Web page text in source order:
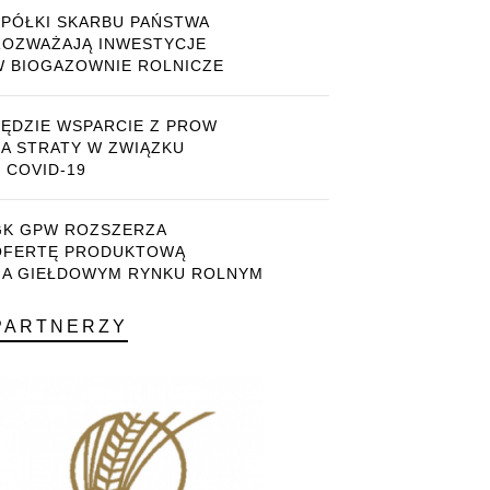
SKARBU PAŃSTWA
INWESTYCJE
BIOGAZOWNIE ROLNICZE
WSPARCIE Z PROW
STRATY W ZWIĄZKU
COVID-19
GPW ROZSZERZA
PRODUKTOWĄ
GIEŁDOWYM RYNKU ROLNYM